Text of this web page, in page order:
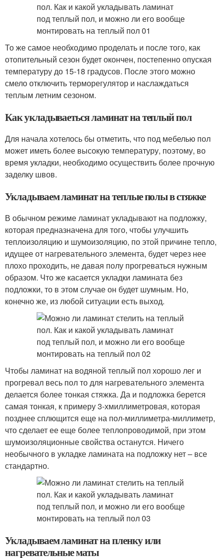
То же самое необходимо проделать и после того, как
отопительный сезон будет окончен, постепенно опуская
температуру до 15-18 градусов. После этого можно
смело отключить терморегулятор и наслаждаться
теплым летним сезоном.
Как укладываеться ламинат на теплый пол
Для начала хотелось бы отметить, что под мебелью пол
может иметь более высокую температуру, поэтому, во
время укладки, необходимо осуществить более прочную
заделку швов.
Укладываем ламинат на теплые полы в стяжке
В обычном режиме ламинат укладывают на подложку,
которая предназначена для того, чтобы улучшить
теплоизоляцию и шумоизоляцию, по этой причине тепло,
идущее от нагревательного элемента, будет через нее
плохо проходить, не давая полу прогреваться нужным
образом. Что же касается укладки ламината без
подложки, то в этом случае он будет шумным. Но,
конечно же, из любой ситуации есть выход.
Чтобы ламинат на водяной теплый пол хорошо лег и
прогревал весь пол то для нагревательного элемента
делается более тонкая стяжка. Да и подложка берется
самая тонкая, к примеру 3-хмиллиметровая, которая
позднее сплющится еще на пол-миллиметра-миллиметр,
что сделает ее еще более теплопроводимой, при этом
шумоизоляционные свойства останутся. Ничего
необычного в укладке ламината на подложку нет – все
стандартно.
Укладываем ламинат на пленку или
нагревательные маты